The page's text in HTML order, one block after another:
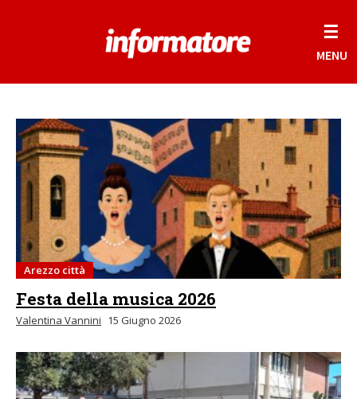
☰
MENU
Arezzo città
Festa della musica 2026
Valentina Vannini 15 Giugno 2026